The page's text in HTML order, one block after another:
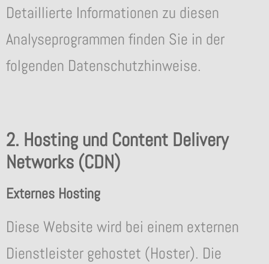
Detaillierte Informationen zu diesen
Analyseprogrammen finden Sie in der
folgenden Datenschutzhinweise.
2. Hosting und Content Delivery
Networks (CDN)
Externes Hosting
Diese Website wird bei einem externen
Dienstleister gehostet (Hoster). Die